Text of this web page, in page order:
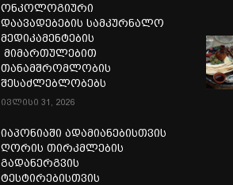
ონკოლოგიური
დაავადებების სამკურნალო
მედიკამენტების
მიმართულებით
თანამშრომლობის
შესაძლებლობებს
ივლისი 31, 2026
იაპონიაში ადამიანებისთვის
ღორის თირკმლების
გადანერგვის
ტესტირებისთვის